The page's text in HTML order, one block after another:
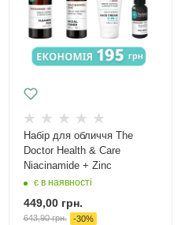
Набір для обличчя The
Doctor Health & Care
Niacinamide + Zinc
є в наявності
449,00грн.
643,90грн. -30%